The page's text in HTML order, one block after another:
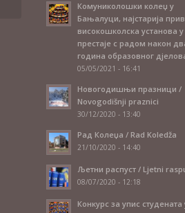
Комуниколошки колеџ у
Бањалуци, најстарија
високошколска установа
престаје с радом након
година образовног
05/05/2021 - 16:41
Новогодишњи празници /
Novogodišnji praznici
30/12/2020 - 13:40
Рад Колеџа / Rad Koledža
21/10/2020 - 14:40
Љетни распуст / Ljetni
08/07/2020 - 12:18
Конкурс за упис студената